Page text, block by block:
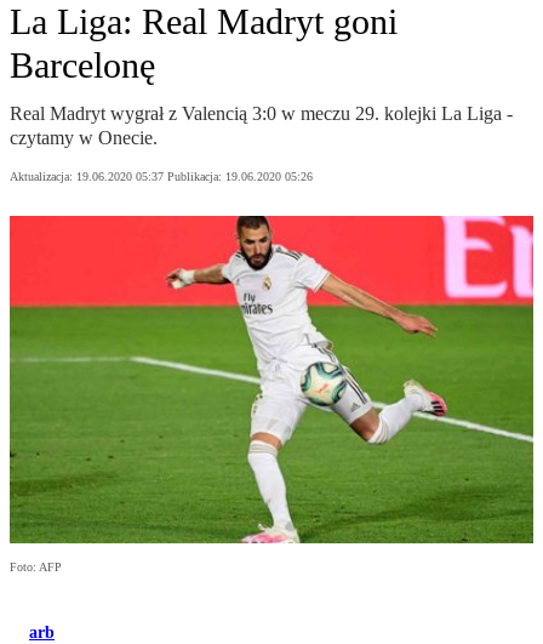
La Liga: Real Madryt goni
Barcelonę
Real Madryt wygrał z Valencią 3:0 w meczu 29. kolejki La Liga -
czytamy w Onecie.
Aktualizacja: 19.06.2020 05:37 Publikacja: 19.06.2020 05:26
Foto: AFP
arb